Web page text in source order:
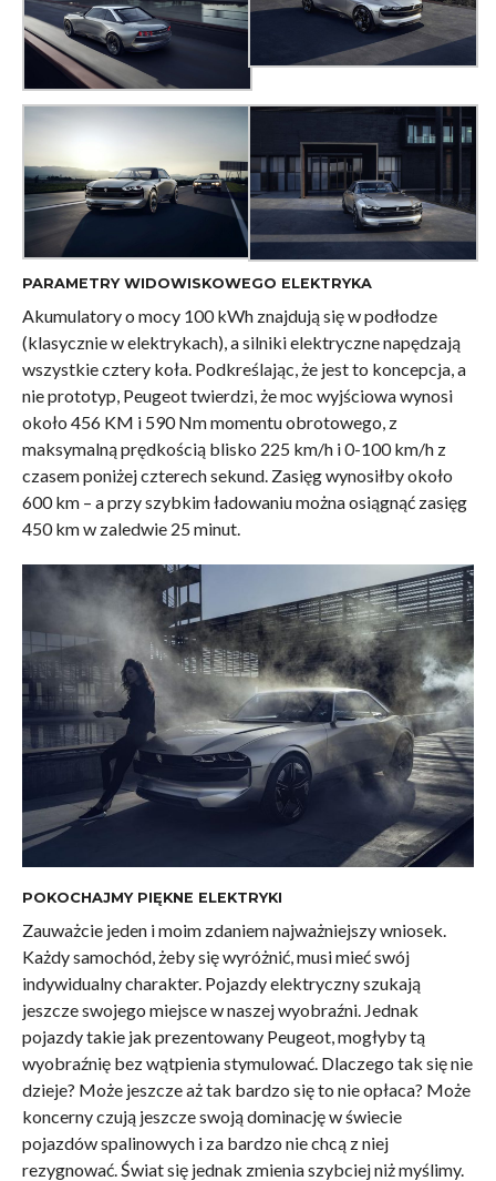
PARAMETRY WIDOWISKOWEGO ELEKTRYKA
Akumulatory o mocy 100 kWh znajdują się w podłodze
(klasycznie w elektrykach), a silniki elektryczne napędzają
wszystkie cztery koła. Podkreślając, że jest to koncepcja, a
nie prototyp, Peugeot twierdzi, że moc wyjściowa wynosi
około 456 KM i 590 Nm momentu obrotowego, z
maksymalną prędkością blisko 225 km/h i 0-100 km/h z
czasem poniżej czterech sekund. Zasięg wynosiłby około
600 km – a przy szybkim ładowaniu można osiągnąć zasięg
450 km w zaledwie 25 minut.
POKOCHAJMY PIĘKNE ELEKTRYKI
Zauważcie jeden i moim zdaniem najważniejszy wniosek.
Każdy samochód, żeby się wyróżnić, musi mieć swój
indywidualny charakter. Pojazdy elektryczny szukają
jeszcze swojego miejsce w naszej wyobraźni. Jednak
pojazdy takie jak prezentowany Peugeot, mogłyby tą
wyobraźnię bez wątpienia stymulować. Dlaczego tak się nie
dzieje? Może jeszcze aż tak bardzo się to nie opłaca? Może
koncerny czują jeszcze swoją dominację w świecie
pojazdów spalinowych i za bardzo nie chcą z niej
rezygnować. Świat się jednak zmienia szybciej niż myślimy.